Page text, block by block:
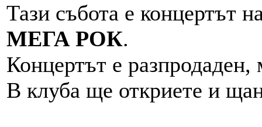
Тази събота е концертът
МЕГА РОК.
Концертът е
В клуба ще откриете и